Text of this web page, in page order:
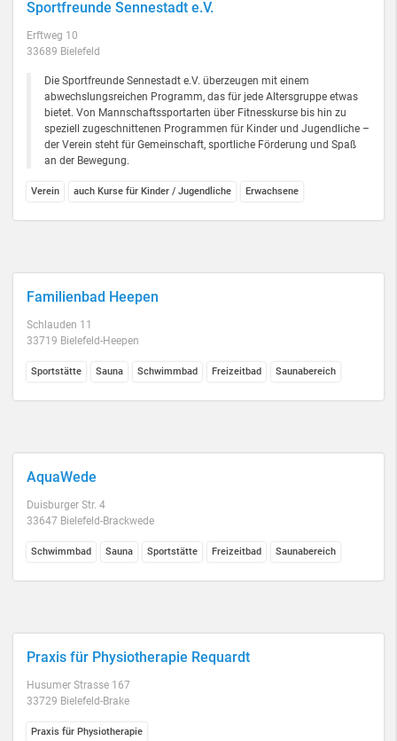
Sportfreunde Sennestadt e.V.
Erftweg 10
33689 Bielefeld
Die Sportfreunde Sennestadt e.V. überzeugen mit einem
abwechslungsreichen Programm, das für jede Altersgruppe etwas
bietet. Von Mannschaftssportarten über Fitnesskurse bis hin zu
speziell zugeschnittenen Programmen für Kinder und Jugendliche –
der Verein steht für Gemeinschaft, sportliche Förderung und Spaß
an der Bewegung.
Verein auch Kurse für Kinder / Jugendliche Erwachsene
Familienbad Heepen
Schlauden 11
33719 Bielefeld-Heepen
Sportstätte Sauna Schwimmbad Freizeitbad Saunabereich
AquaWede
Duisburger Str. 4
33647 Bielefeld-Brackwede
Schwimmbad Sauna Sportstätte Freizeitbad Saunabereich
Praxis für Physiotherapie Requardt
Husumer Strasse 167
33729 Bielefeld-Brake
Praxis für Physiotherapie